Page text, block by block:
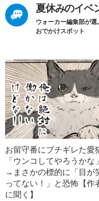
夏休みのイベ
ウォーカー編集部が
おでかけスポット
お留守番にブチギレた愛
「ウンコしてやろうかな」
→まさかの標的に「目が
ってない！」と恐怖【作
に聞く】